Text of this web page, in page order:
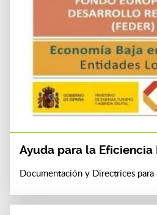
Ayuda para la Eficiencia
Documentación y Directrices para